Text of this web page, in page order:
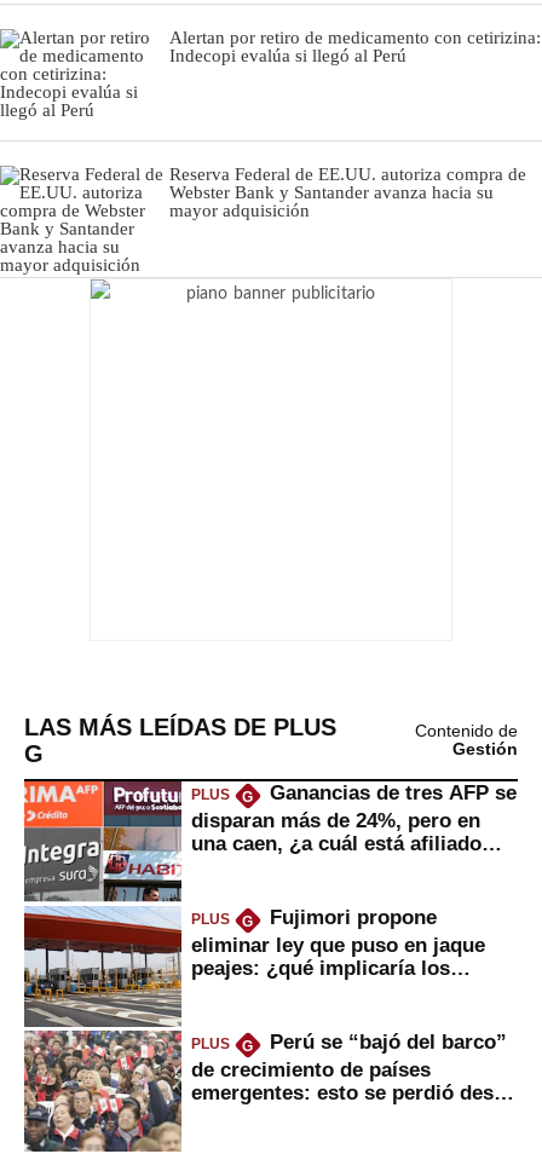
Alertan por retiro de medicamento con cetirizina:
Indecopi evalúa si llegó al Perú
Reserva Federal de EE.UU. autoriza compra de
Webster Bank y Santander avanza hacia su
mayor adquisición
LAS MÁS LEÍDAS DE PLUS
G
Contenido de
Gestión
PLUS G
Ganancias de tres AFP se
disparan más de 24%, pero en
una caen, ¿a cuál está afiliado
PLUS G
Fujimori propone
eliminar ley que puso en jaque
peajes: ¿qué implicaría los
PLUS G
Perú se “bajó del barco”
de crecimiento de países
emergentes: esto se perdió desde